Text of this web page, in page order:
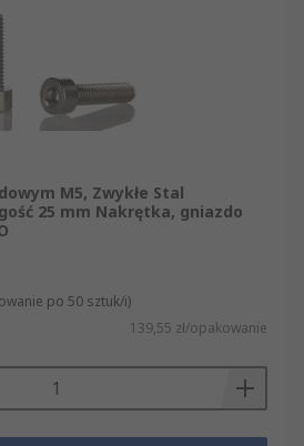
M5, Zwykłe Stal
25 mm Nakrętka, gniazdo
po 50 sztuk/i)
139,55 zł/opakowanie